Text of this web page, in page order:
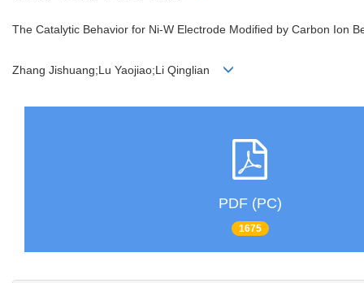
The Catalytic Behavior for Ni-W Electrode Modified by Carbon Ion
Zhang Jishuang;Lu Yaojiao;Li Qinglian
PDF (PC)
1675